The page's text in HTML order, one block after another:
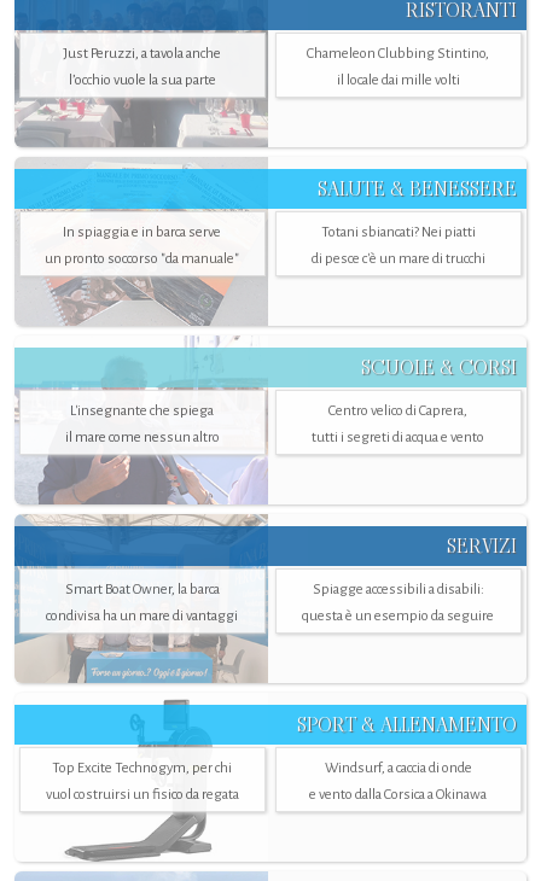
RISTORANTI
Just Peruzzi, a tavola anche
l’occhio vuole la sua parte
Chameleon Clubbing Stintino,
il locale dai mille volti
SALUTE & BENESSERE
In spiaggia e in barca serve
un pronto soccorso "da manuale"
Totani sbiancati? Nei piatti
di pesce c'è un mare di trucchi
SCUOLE & CORSI
L'insegnante che spiega
il mare come nessun altro
Centro velico di Caprera,
tutti i segreti di acqua e vento
SERVIZI
Smart Boat Owner, la barca
condivisa ha un mare di vantaggi
Spiagge accessibili a disabili:
questa è un esempio da seguire
SPORT & ALLENAMENTO
Top Excite Technogym, per chi
vuol costruirsi un fisico da regata
Windsurf, a caccia di onde
e vento dalla Corsica a Okinawa